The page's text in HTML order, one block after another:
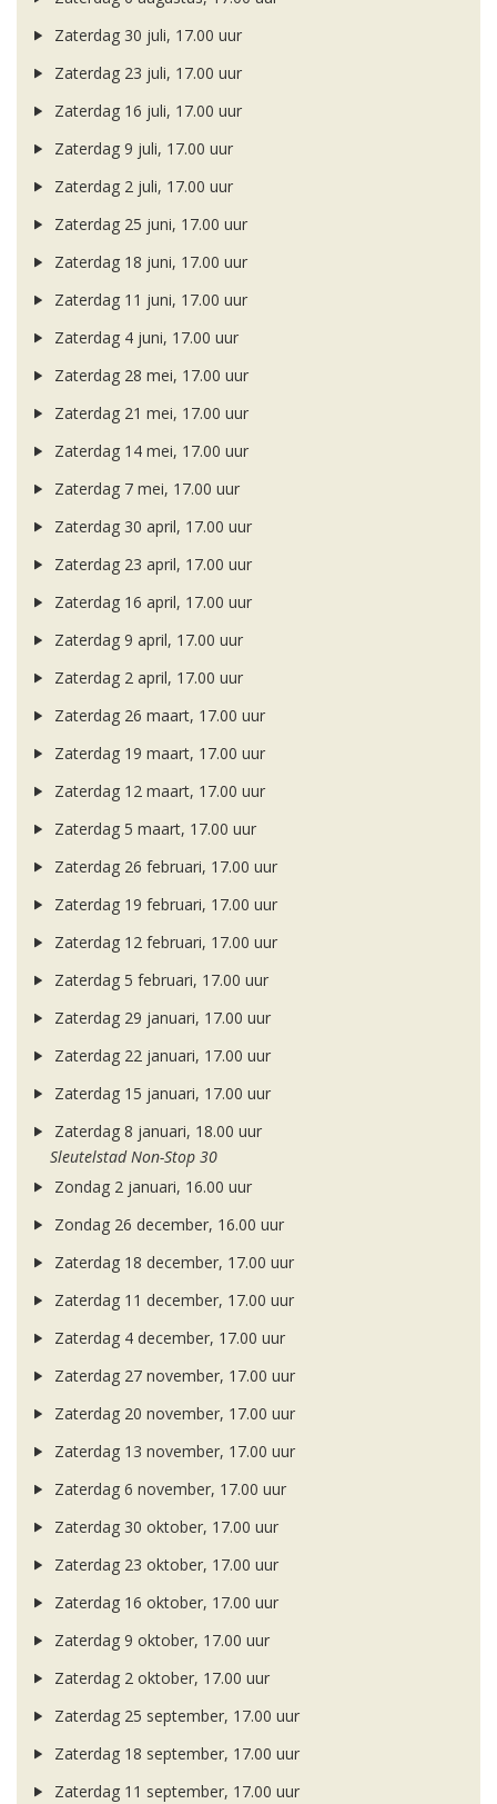
Zaterdag 30 juli, 17.00 uur
Zaterdag 23 juli, 17.00 uur
Zaterdag 16 juli, 17.00 uur
Zaterdag 9 juli, 17.00 uur
Zaterdag 2 juli, 17.00 uur
Zaterdag 25 juni, 17.00 uur
Zaterdag 18 juni, 17.00 uur
Zaterdag 11 juni, 17.00 uur
Zaterdag 4 juni, 17.00 uur
Zaterdag 28 mei, 17.00 uur
Zaterdag 21 mei, 17.00 uur
Zaterdag 14 mei, 17.00 uur
Zaterdag 7 mei, 17.00 uur
Zaterdag 30 april, 17.00 uur
Zaterdag 23 april, 17.00 uur
Zaterdag 16 april, 17.00 uur
Zaterdag 9 april, 17.00 uur
Zaterdag 2 april, 17.00 uur
Zaterdag 26 maart, 17.00 uur
Zaterdag 19 maart, 17.00 uur
Zaterdag 12 maart, 17.00 uur
Zaterdag 5 maart, 17.00 uur
Zaterdag 26 februari, 17.00 uur
Zaterdag 19 februari, 17.00 uur
Zaterdag 12 februari, 17.00 uur
Zaterdag 5 februari, 17.00 uur
Zaterdag 29 januari, 17.00 uur
Zaterdag 22 januari, 17.00 uur
Zaterdag 15 januari, 17.00 uur
Zaterdag 8 januari, 18.00 uur
Sleutelstad Non-Stop 30
Zondag 2 januari, 16.00 uur
Zondag 26 december, 16.00 uur
Zaterdag 18 december, 17.00 uur
Zaterdag 11 december, 17.00 uur
Zaterdag 4 december, 17.00 uur
Zaterdag 27 november, 17.00 uur
Zaterdag 20 november, 17.00 uur
Zaterdag 13 november, 17.00 uur
Zaterdag 6 november, 17.00 uur
Zaterdag 30 oktober, 17.00 uur
Zaterdag 23 oktober, 17.00 uur
Zaterdag 16 oktober, 17.00 uur
Zaterdag 9 oktober, 17.00 uur
Zaterdag 2 oktober, 17.00 uur
Zaterdag 25 september, 17.00 uur
Zaterdag 18 september, 17.00 uur
Zaterdag 11 september, 17.00 uur